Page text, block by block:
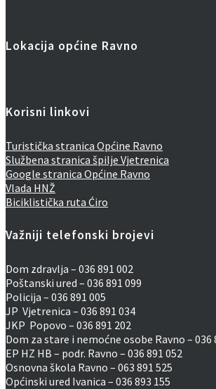
Lokacija općine Ravno
Korisni linkovi
Turistička stranica Općine Ravno
Službena stranica špilje Vjetrenica
Google stranica Općine Ravno
Vlada HNŽ
Biciklistička ruta Ćiro
Važniji telefonski brojevi
Dom zdravlja – 036 891 002
Poštanski ured – 036 891 099
Policija – 036 891 005
JP Vjetrenica – 036 891 034
JKP Popovo – 036 891 202
Dom za stare i nemoćne osobe Ravno – 036
EP HZ HB – podr. Ravno – 036 891 052
Osnovna škola Ravno – 063 891 525
Općinski ured Ivanica – 036 893 155